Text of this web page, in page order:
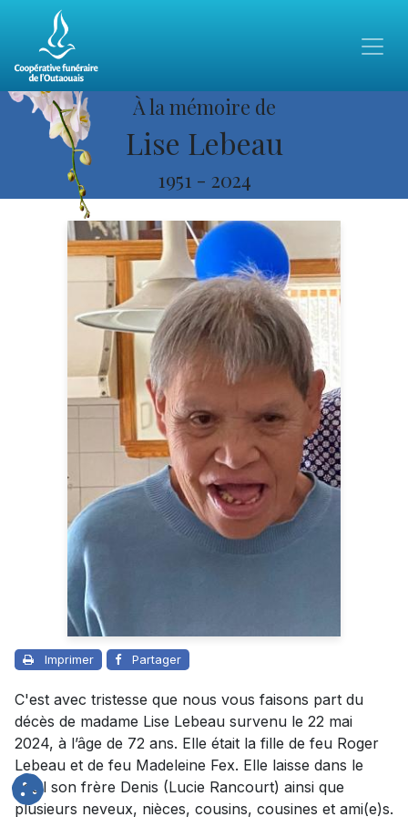
À la mémoire de
Lise Lebeau
1951 - 2024
Imprimer Partager
C'est avec tristesse que nous vous faisons part du
décès de madame Lise Lebeau survenu le 22 mai
2024, à l’âge de 72 ans. Elle était la fille de feu Roger
Lebeau et de feu Madeleine Fex. Elle laisse dans le
deuil son frère Denis (Lucie Rancourt) ainsi que
plusieurs neveux, nièces, cousins, cousines et ami(e)s.